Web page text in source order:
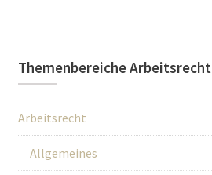
Themenbereiche Arbeitsrecht
Arbeitsrecht
Allgemeines